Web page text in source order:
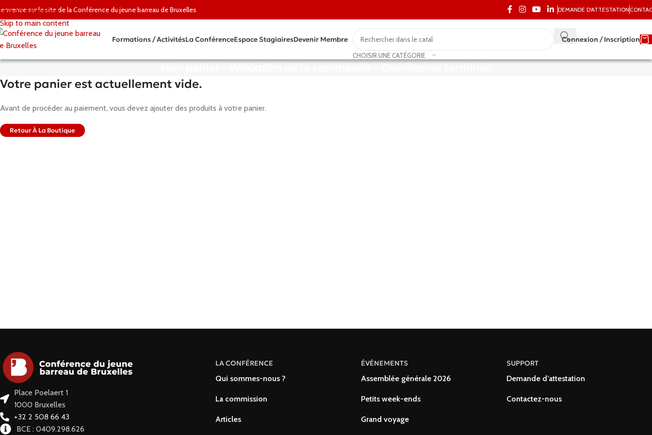
Skip to navigation
Skip to main content
sur le site de la Conférence du jeune barreau de Bruxelles DEMANDE D'ATTESTATION
Formations / ActivitésLa ConférenceEspace StagiairesDevenir Membre
CHOISIR UNE CATÉGORIE
Connexion / Inscription
Votre panier est actuellement vide.
Avant de procéder au paiement, vous devez ajouter des produits à votre panier.
Retour À La Boutique
Place Poelaert 1
1000 Bruxelles
+32 2 508 66 43
BCE : 0409.298.626
LA CONFÉRENCE
Qui sommes-nous ?
La commission
Articles
ÉVÉNEMENTS
Assemblée générale 2026
Petits week-ends
Grand voyage
SUPPORT
Demande d’attestation
Contactez-nous